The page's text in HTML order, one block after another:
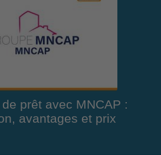
prêt avec MNCAP :
avantages et prix